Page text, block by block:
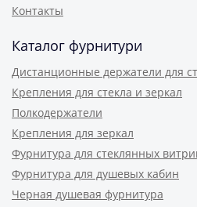
Контакты
Каталог фурнитури
Дистанционные держатели для
Крепления для стекла и зеркал
Полкодержатели
Крепления для зеркал
Фурнитура для стеклянных
Фурнитура для душевых кабин
Черная душевая фурнитура